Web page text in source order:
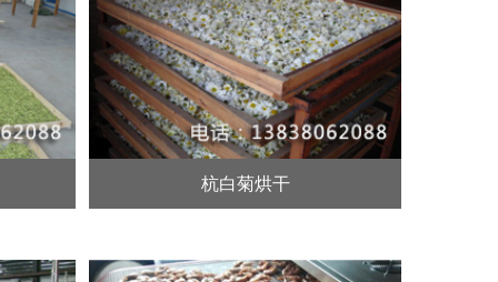
杭白菊烘干